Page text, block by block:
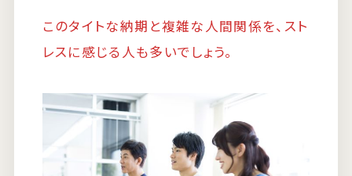
このタイトな納期と複雑な人間関係を、スト
レスに感じる人も多いでしょう。